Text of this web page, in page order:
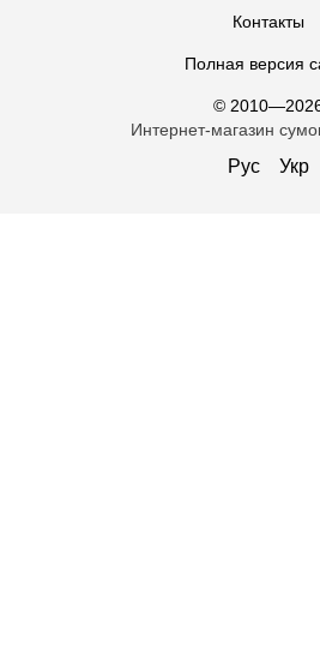
Контакты
Полная версия
©
Интернет-магазин
Рус Укр